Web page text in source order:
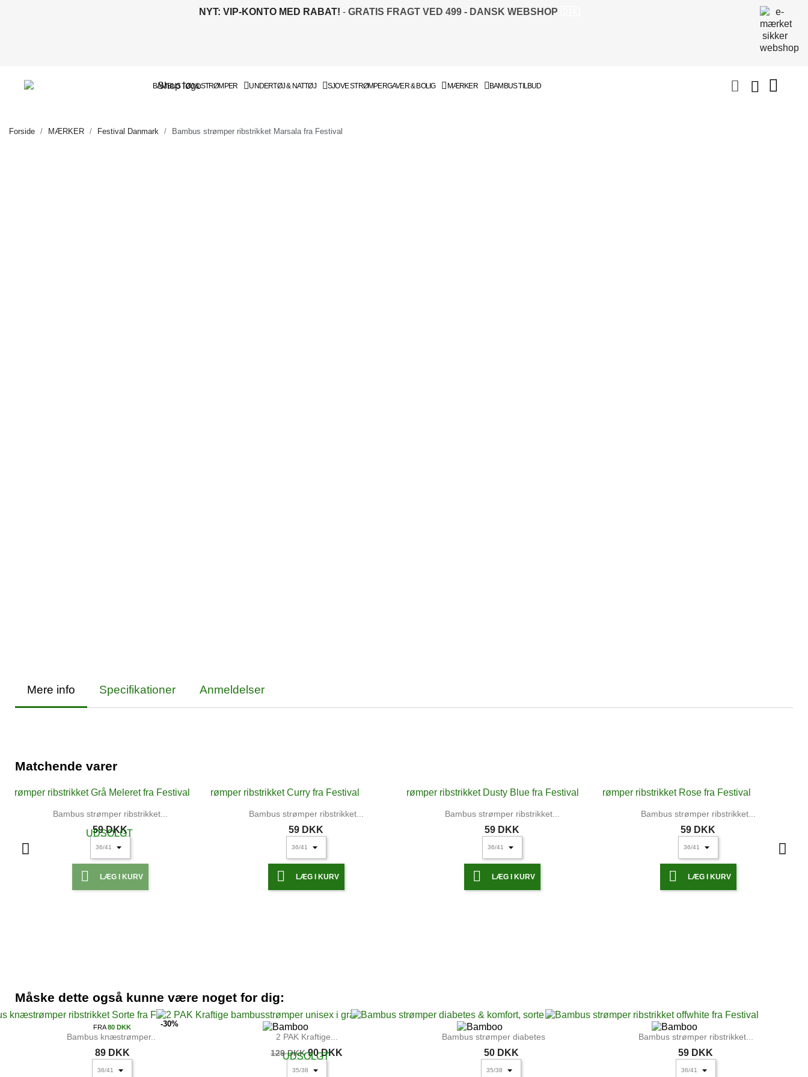
NYT: VIP-KONTO MED RABAT! -GRATIS FRAGT VED 499 - DANSK WEBSHOP
BAMBUS TØJ & STRØMPER UNDERTØJ & NATTØJ SJOVE STRØMPERGAVER & BOLIG MÆRKER BAMBUS TILBUD
Forside MÆRKER Festival Danmark Bambus strømper ribstrikket Marsala fra Festival
Mere info Specifikationer Anmeldelser
Matchende varer
Bambus strømper ribstrikket...
59 DKK
 LÆG I KURV
UDSOLGT
Bambus strømper ribstrikket...
59 DKK
 LÆG I KURV
Bambus strømper ribstrikket...
59 DKK
 LÆG I KURV
Bambus strømper ribstrikket...
59 DKK
 LÆG I KURV
 LÆG I KURV  LÆG I KURV
 LÆG I KURV  LÆG I KURV  LÆG I KURV
Måske dette også kunne være noget for dig:
Bambus knæstrømper...
FRA80 DKK
89 DKK
2 PAK Kraftige...
129 DKK 90 DKK
UDSOLGT
-30%
Bambus strømper diabetes &...
50 DKK
Bambus strømper ribstrikket...
59 DKK